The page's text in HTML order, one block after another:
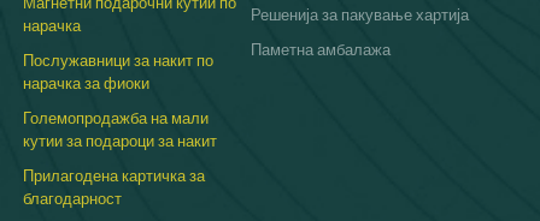
нарачка
Послужавници за накит по
нарачка за фиоки
Големопродажба на мали
кутии за подароци за накит
Прилагодена картичка за
благодарност
Решенија за пакување хартија
Паметна амбалажа